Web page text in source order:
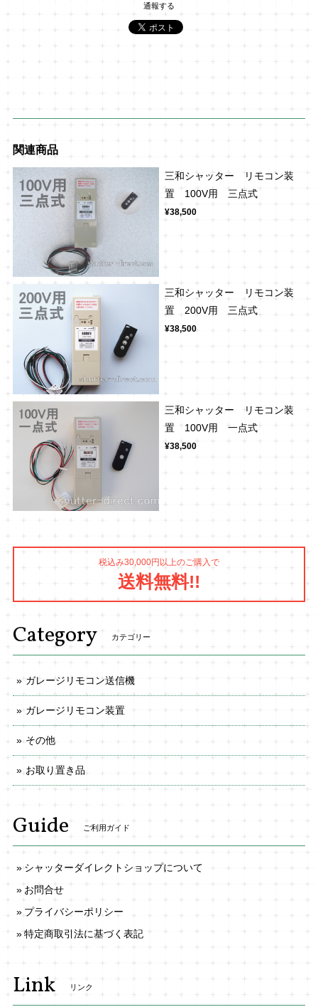
通報する
関連商品
三和シャッター リモコン装
置 100V用 三点式
¥38,500
三和シャッター リモコン装
置 200V用 三点式
¥38,500
三和シャッター リモコン装
置 100V用 一点式
¥38,500
税込み30,000円以上のご購入で
送料無料!!
Category カテゴリー
ガレージリモコン送信機
ガレージリモコン装置
その他
お取り置き品
Guide ご利用ガイド
シャッターダイレクトショップについて
お問合せ
プライバシーポリシー
特定商取引法に基づく表記
Link リンク